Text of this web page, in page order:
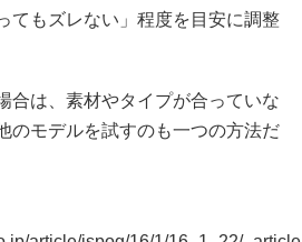
てもズレない」程度を目安に調整
合は、素材やタイプが合っていな
のモデルを試すのも一つの方法だ